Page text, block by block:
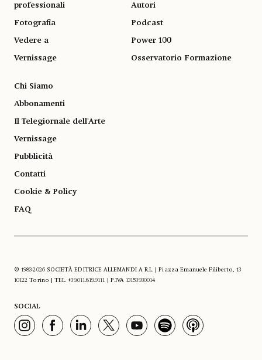
professionali
Fotografia
Vedere a
Vernissage
Autori
Podcast
Power 100
Osservatorio Formazione
Chi Siamo
Abbonamenti
Il Telegiornale dell'Arte
Vernissage
Pubblicità
Contatti
Cookie & Policy
FAQ
© 1983-2026 SOCIETÀ EDITRICE ALLEMANDI A R.L. | Piazza Emanuele Filiberto, 13
10122 Torino | TEL. +39.011.819.9111 | P.IVA 13153930014
SOCIAL